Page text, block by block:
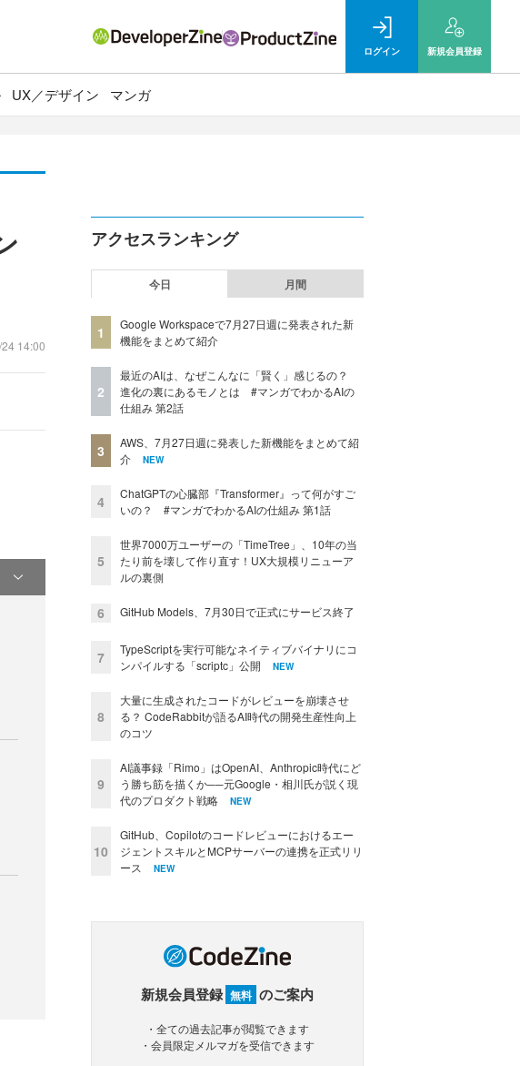
ログイン 新規会員登録
UX／デザイン マンガ
14:00
アクセスランキング
今日 月間
1
Google Workspaceで7月27日週に発表された新
機能をまとめて紹介
2
最近のAIは、なぜこんなに「賢く」感じるの？
進化の裏にあるモノとは #マンガでわかるAIの
仕組み 第2話
3
AWS、7月27日週に発表した新機能をまとめて紹
介
NEW
4
ChatGPTの心臓部『Transformer』って何がすご
いの？ #マンガでわかるAIの仕組み 第1話
5
世界7000万ユーザーの「TimeTree」、10年の当
たり前を壊して作り直す！UX大規模リニューア
ルの裏側
6 GitHub Models、7月30日で正式にサービス終了
7
TypeScriptを実行可能なネイティブバイナリにコ
ンパイルする「scriptc」公開
NEW
8
大量に生成されたコードがレビューを崩壊させ
る？ CodeRabbitが語るAI時代の開発生産性向上
のコツ
9
AI議事録「Rimo」はOpenAI、Anthropic時代にど
う勝ち筋を描くか──元Google・相川氏が説く現
代のプロダクト戦略
NEW
10
GitHub、Copilotのコードレビューにおけるエー
ジェントスキルとMCPサーバーの連携を正式リリ
ース
NEW
新規会員登録 無料 のご案内
・全ての過去記事が閲覧できます
・会員限定メルマガを受信できます